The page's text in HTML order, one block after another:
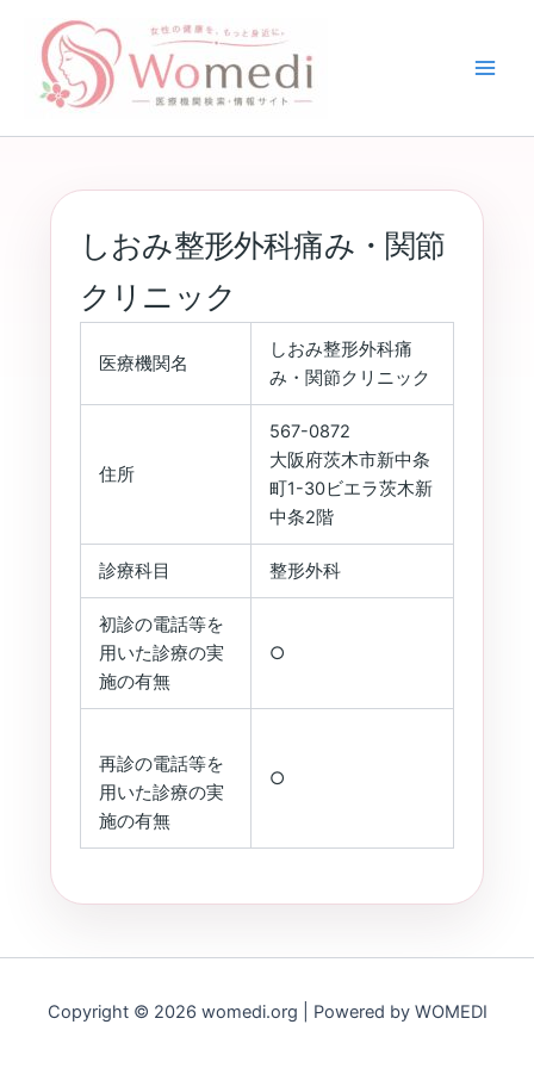
しおみ整形外科痛み・関節
クリニック
医療機関名
しおみ整形外科痛
み・関節クリニック
住所
567-0872
大阪府茨木市新中条
町1-30ビエラ茨木新
中条2階
診療科目 整形外科
初診の電話等を
用いた診療の実
施の有無
○
再診の電話等を
用いた診療の実
施の有無
○
Copyright © 2026 womedi.org | Powered by WOMEDI